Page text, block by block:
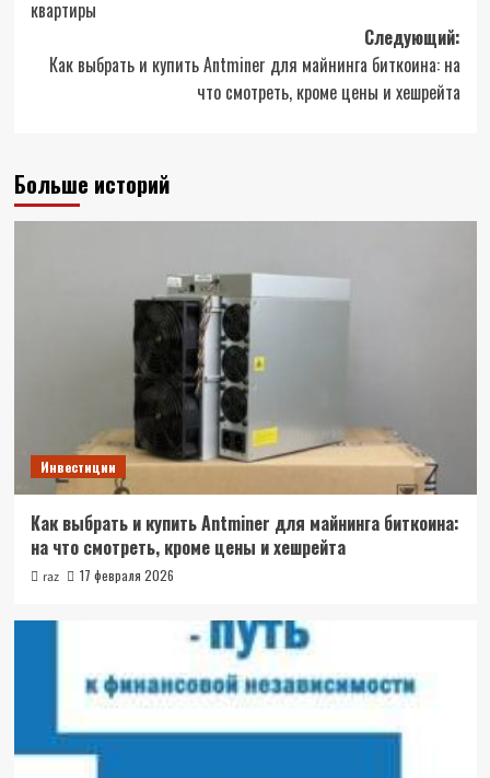
квартиры
Следующий:
Как выбрать и купить Antminer для майнинга биткоина: на
что смотреть, кроме цены и хешрейта
Больше историй
Инвестиции
Как выбрать и купить Antminer для майнинга биткоина:
на что смотреть, кроме цены и хешрейта
raz 17 февраля 2026